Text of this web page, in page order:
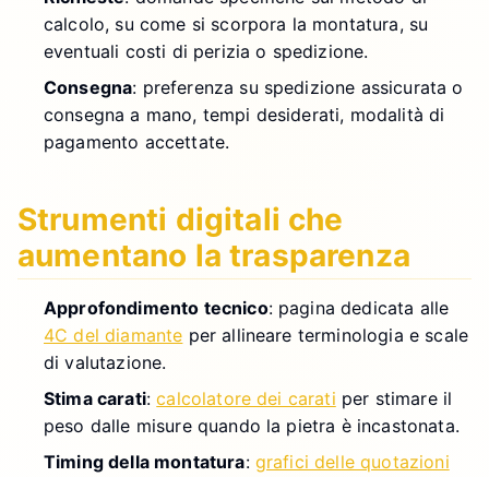
calcolo, su come si scorpora la montatura, su
eventuali costi di perizia o spedizione.
Consegna: preferenza su spedizione assicurata o
consegna a mano, tempi desiderati, modalità di
pagamento accettate.
Strumenti digitali che
aumentano la trasparenza
Approfondimento tecnico: pagina dedicata alle
4C del diamante per allineare terminologia e scale
di valutazione.
Stima carati:calcolatore dei carati per stimare il
peso dalle misure quando la pietra è incastonata.
Timing della montatura: grafici delle quotazioni